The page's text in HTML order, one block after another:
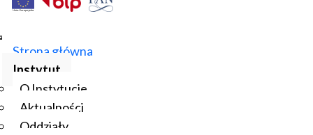
Strona główna
Instytut
O Instytucie
Aktualności
Oddziały